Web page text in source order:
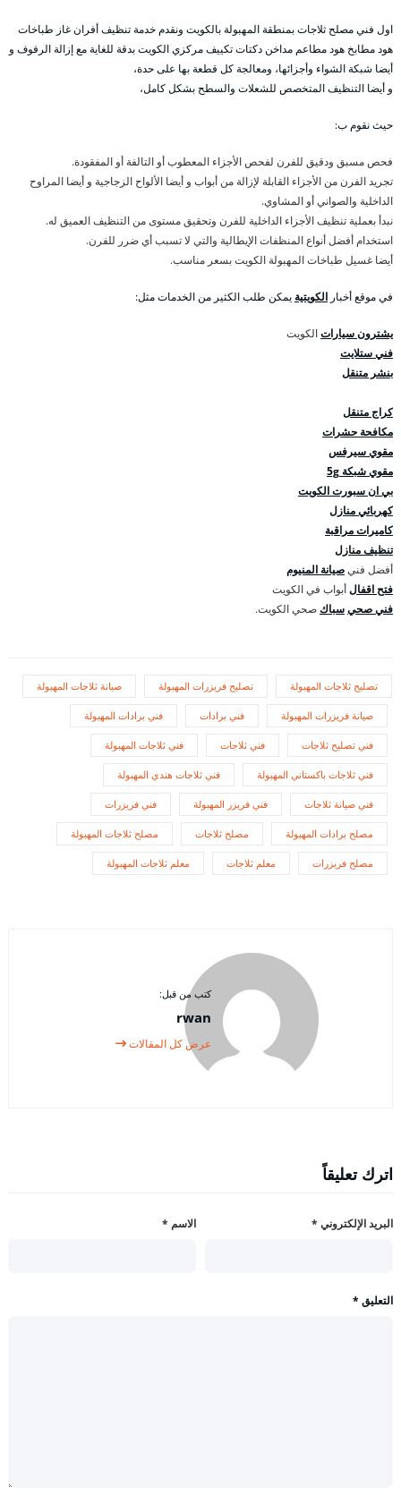
اول فني مصلح ثلاجات بمنطقة المهبولة بالكويت ونقدم خدمة تنظيف أفران غاز طباخات
هود مطابخ هود مطاعم مداخن دكتات تكييف مركزي الكويت بدقة للغاية مع إزالة الرفوف و
أيضا شبكة الشواء وأجزائها، ومعالجة كل قطعة بها على حدة،
و أيضا التنظيف المتخصص للشعلات والسطح بشكل كامل،
حيث نقوم ب:
فحص مسبق ودقيق للفرن لفحص الأجزاء المعطوب أو التالفة أو المفقودة.
تجريد الفرن من الأجزاء القابلة لإزالة من أبواب و أيضا الألواح الزجاجية و أيضا المراوح
الداخلية والصواني أو المشاوي.
نبدأ بعملية تنظيف الأجزاء الداخلية للفرن وتحقيق مستوى من التنظيف العميق له.
استخدام أفضل أنواع المنظفات الإيطالية والتي لا تسبب أي ضرر للفرن.
أيضا غسيل طباخات المهبولة الكويت بسعر مناسب.
في موقع أخبار الكويتية يمكن طلب الكثير من الخدمات مثل:
يشترون سياراتالكويت
فني ستلايت
بنشر متنقل
كراج متنقل
مكافحة حشرات
مقوي سيرفس
مقوي شبكة 5g
بي ان سبورت الكويت
كهربائي منازل
كاميرات مراقبة
تنظيف منازل
أفضل فنيصيانة المنيوم
فتح اقفالأبواب في الكويت
فني صحيسباك صحي الكويت.
تصليح ثلاجات المهبولة تصليح فريزرات المهبولة صيانة ثلاجات المهبولة
صيانة فريزرات المهبولة فني برادات فني برادات المهبولة
فني تصليح ثلاجات فني ثلاجات فني ثلاجات المهبولة
فني ثلاجات باكستاني المهبولة فني ثلاجات هندي المهبولة
فني صيانة ثلاجات فني فريزر المهبولة فني فريزرات
مصلح برادات المهبولة مصلح ثلاجات مصلح ثلاجات المهبولة
مصلح فريزرات معلم ثلاجات معلم ثلاجات المهبولة
كتب من قبل:
rwan
عرض كل المقالات
اترك تعليقاً
الاسم * البريد الإلكتروني *
التعليق *